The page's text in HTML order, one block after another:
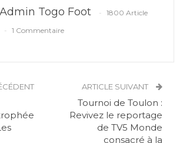
Admin Togo Foot
1800 Article
1 Commentaire
ARTICLE SUIVANT
Tournoi de Toulon :
Revivez le reportage
de TV5 Monde
consacré à la